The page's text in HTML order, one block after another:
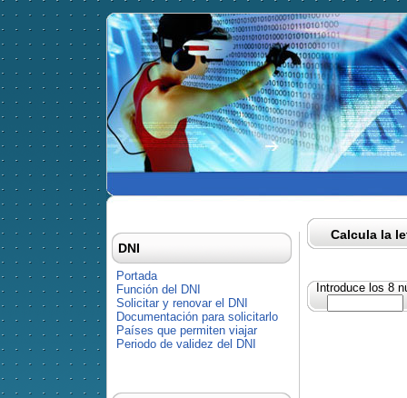
Calcula la
Introduce los 8
DNI
Portada
Función del DNI
Solicitar y renovar el DNI
Documentación para solicitarlo
Países que permiten viajar
Periodo de validez del DNI